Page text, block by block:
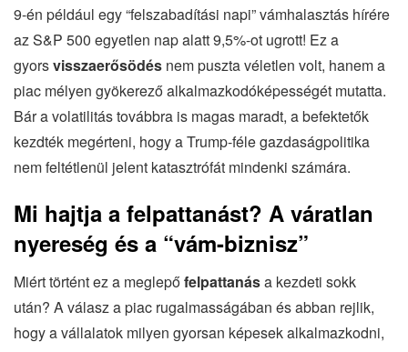
9-én például egy “felszabadítási napi” vámhalasztás hírére
az S&P 500 egyetlen nap alatt 9,5%-ot ugrott! Ez a
gyorsvisszaerősödés nem puszta véletlen volt, hanem a
piac mélyen gyökerező alkalmazkodóképességét mutatta.
Bár a volatilitás továbbra is magas maradt, a befektetők
kezdték megérteni, hogy a Trump-féle gazdaságpolitika
nem feltétlenül jelent katasztrófát mindenki számára.
Mi hajtja a felpattanást? A váratlan
nyereség és a “vám-biznisz”
Miért történt ez a meglepőfelpattanása kezdeti sokk
után? A válasz a piac rugalmasságában és abban rejlik,
hogy a vállalatok milyen gyorsan képesek alkalmazkodni,